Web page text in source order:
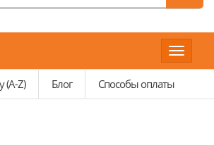
Toggle
(A-Z)
Блог Способы оплаты